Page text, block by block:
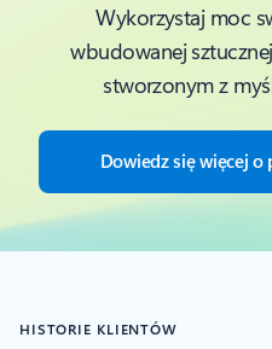
Wykorzystaj moc
wbudowanej
stworzonym z
Dowiedz się więcej o
HISTORIE KLIENTÓW